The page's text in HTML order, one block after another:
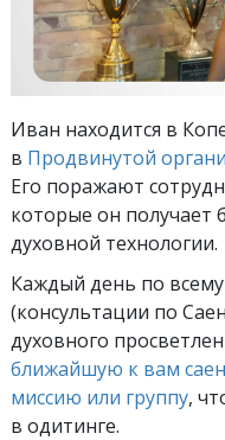
Иван находится в
в Продвинутой
Его поражают
которые он получает
духовной технологии.
Каждый день по
(консультации по
духовного
ближайшую к вам
миссию или группу,
в одитинге.